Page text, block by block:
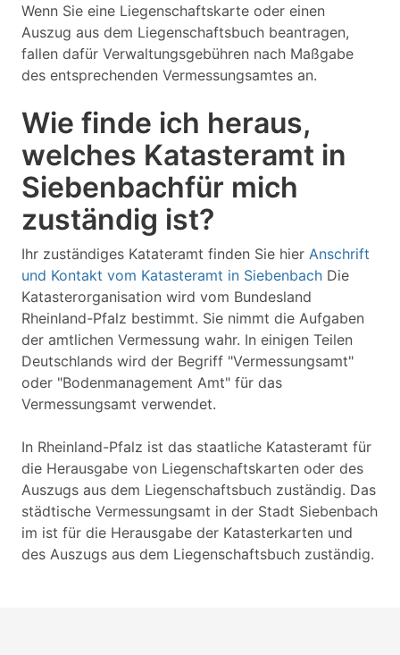
Wenn Sie eine Liegenschaftskarte oder einen
Auszug aus dem Liegenschaftsbuch beantragen,
fallen dafür Verwaltungsgebühren nach Maßgabe
des entsprechenden Vermessungsamtes an.
Wie finde ich heraus,
welches Katasteramt in
Siebenbachfür mich
zuständig ist?
Ihr zuständiges Katateramt finden Sie hier Anschrift
und Kontakt vom Katasteramt in Siebenbach Die
Katasterorganisation wird vom Bundesland
Rheinland-Pfalz bestimmt. Sie nimmt die Aufgaben
der amtlichen Vermessung wahr. In einigen Teilen
Deutschlands wird der Begriff "Vermessungsamt"
oder "Bodenmanagement Amt" für das
Vermessungsamt verwendet.
In Rheinland-Pfalz ist das staatliche Katasteramt für
die Herausgabe von Liegenschaftskarten oder des
Auszugs aus dem Liegenschaftsbuch zuständig. Das
städtische Vermessungsamt in der Stadt Siebenbach
im ist für die Herausgabe der Katasterkarten und
des Auszugs aus dem Liegenschaftsbuch zuständig.